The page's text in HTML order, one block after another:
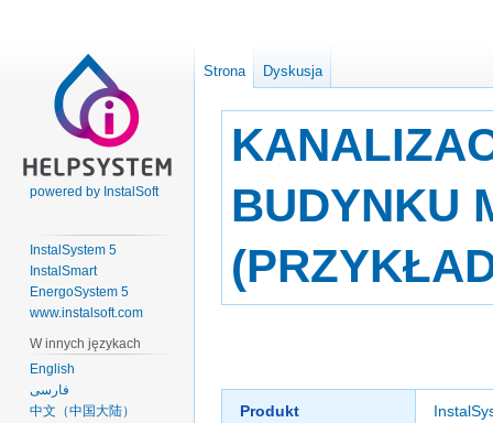
BUDYNKU
Produkt
Strona Dyskusja
powered by InstalSoft
InstalSystem 5
InstalSmart
EnergoSystem 5
www.instalsoft.com
W innych językach
English
فارسی
中文（中国大陆）